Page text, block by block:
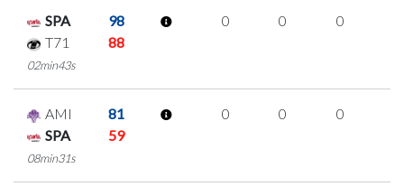
SPA
98
T71
88
02min43s
0 0 0
AMI
81
SPA
59
08min31s
0 0 0